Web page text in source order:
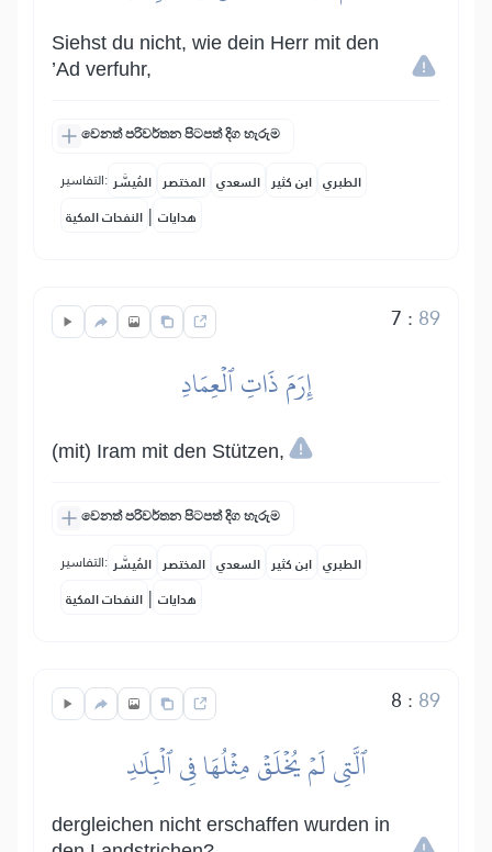
Siehst du nicht, wie dein Herr mit den
’Ad verfuhr,
වෙනත් පරිවර්තන පිටපත් දිග හැරුම
التفاسير: المُيسَّر المختصر السعدي ابن كثير الطبري
النفحات المكية | هدايات
7 : 89
إِرَمَ ذَاتِ ٱلۡعِمَادِ
(mit) Iram mit den Stützen,
වෙනත් පරිවර්තන පිටපත් දිග හැරුම
التفاسير: المُيسَّر المختصر السعدي ابن كثير الطبري
النفحات المكية | هدايات
8 : 89
ٱلَّتِي لَمۡ يُخۡلَقۡ مِثۡلُهَا فِي ٱلۡبِلَٰدِ
dergleichen nicht erschaffen wurden in